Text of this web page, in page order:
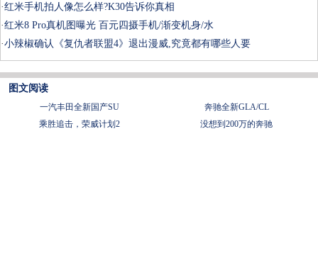
·红米手机拍人像怎么样?K30告诉你真相
·红米8 Pro真机图曝光 百元四摄手机/渐变机身/水
·小辣椒确认《复仇者联盟4》退出漫威,究竟都有哪些人要
图文阅读
一汽丰田全新国产SU
奔驰全新GLA/CL
乘胜追击，荣威计划2
没想到200万的奔驰